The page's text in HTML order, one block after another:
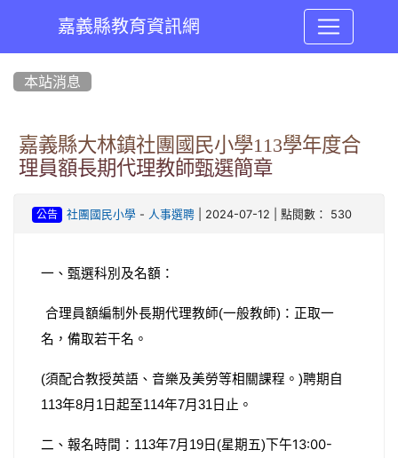
嘉義縣教育資訊網
本站消息
嘉義縣大林鎮社團國民小學113學年度合
理員額長期代理教師甄選簡章
公告 社團國民小學- 人事選聘| 2024-07-12 | 點閱數： 530
一、甄選科別及名額：
合理員額編制外長期代理教師(一般教師) ：正取一
名，備取若干名。
(須配合教授英語、音樂及美勞等相關課程。 )聘期自
113年8月 1 日起至114年7月 31 日止。
二、報名時間： 113年7月 19日 (星期五)下午13:00-